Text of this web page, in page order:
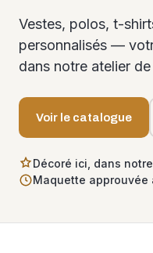
Vestes, polos, t-
personnalisés —
dans notre atelier
Voir le catalogue
Décoré ici, dans
Maquette approuvée